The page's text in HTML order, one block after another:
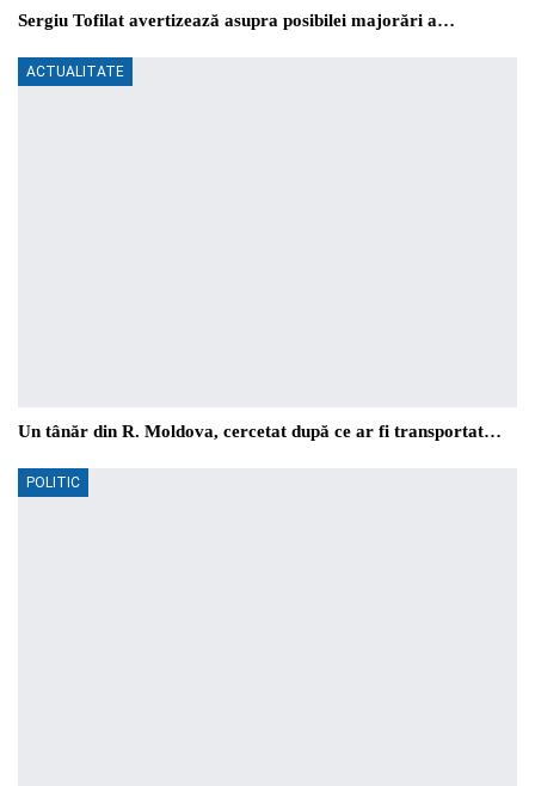
Sergiu Tofilat avertizează asupra posibilei majorări a…
ACTUALITATE
Un tânăr din R. Moldova, cercetat după ce ar fi transportat…
POLITIC